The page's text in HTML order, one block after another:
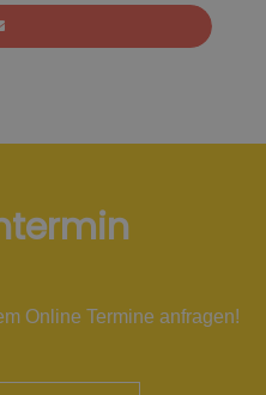
Online Termine anfragen!